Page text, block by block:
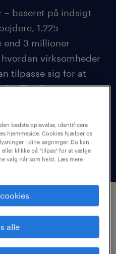
– baseret på indsigt
1.225
end 3 millioner
virksomheder
tilpasse sig for at
The Great
for 2026 -
bedste oplevelse, identificere
hjemmeside. Cookies hjælper os
i dine søgninger. Du kan
eller klikke på "tilpas" for at vælge
valg når som helst. Læs mere i
alle